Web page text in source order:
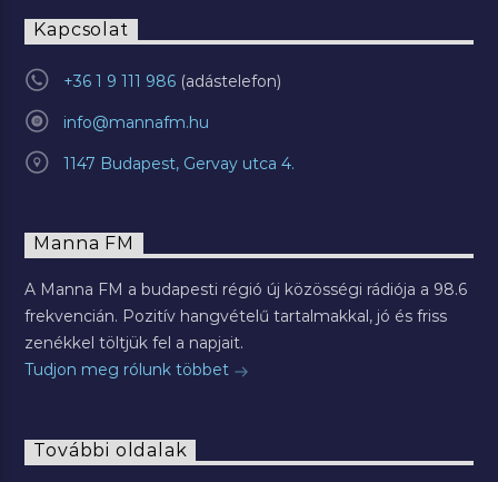
Kapcsolat
+36 1 9 111 986
info@mannafm.hu
1147 Budapest, Gervay utca 4.
Manna FM
A Manna FM a budapesti régió új közösségi rádiója a 98.6
frekvencián. Pozitív hangvételű tartalmakkal, jó és friss
zenékkel töltjük fel a napjait.
Tudjon meg rólunk többet
További oldalak